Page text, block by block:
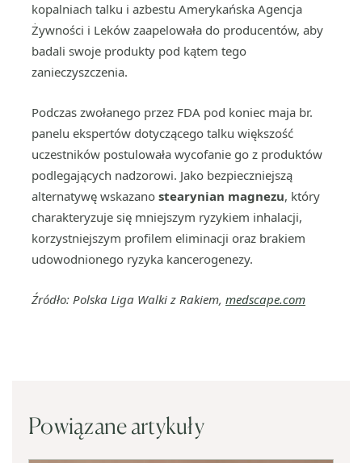
kopalniach talku i azbestu Amerykańska Agencja
Żywności i Leków zaapelowała do producentów, aby
badali swoje produkty pod kątem tego
zanieczyszczenia.
Podczas zwołanego przez FDA pod koniec maja br.
panelu ekspertów dotyczącego talku większość
uczestników postulowała wycofanie go z produktów
podlegających nadzorowi. Jako bezpieczniejszą
alternatywę wskazano stearynian magnezu, który
charakteryzuje się mniejszym ryzykiem inhalacji,
korzystniejszym profilem eliminacji oraz brakiem
udowodnionego ryzyka kancerogenezy.
Źródło: Polska Liga Walki z Rakiem, medscape.com
Powiązane artykuły